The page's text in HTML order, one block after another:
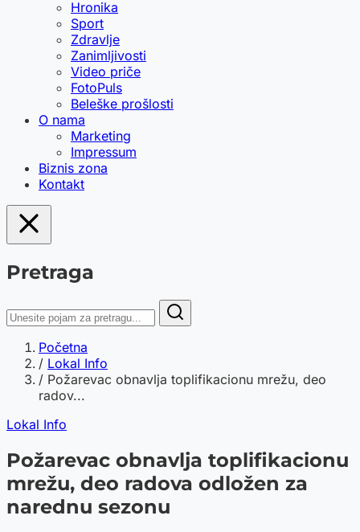
Hronika
Sport
Zdravlje
Zanimljivosti
Video priče
FotoPuls
Beleške prošlosti
O nama
Marketing
Impressum
Biznis zona
Kontakt
Pretraga
Početna
/ Lokal Info
/ Požarevac obnavlja toplifikacionu mrežu, deo
radov...
Lokal Info
Požarevac obnavlja toplifikacionu
mrežu, deo radova odložen za
narednu sezonu